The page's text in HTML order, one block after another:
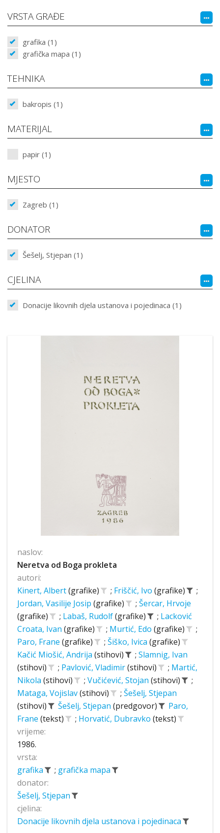
VRSTA GRAĐE
grafika (1)
grafička mapa (1)
TEHNIKA
bakropis (1)
MATERIJAL
papir (1)
MJESTO
Zagreb (1)
DONATOR
Šešelj, Stjepan (1)
CJELINA
Donacije likovnih djela ustanova i pojedinaca (1)
naslov:
Neretva od Boga prokleta
autori:
Kinert, Albert(grafike) ; Friščić, Ivo (grafike)
;
Jordan, Vasilije Josip (grafike) ; Šercar, Hrvoje
(grafike)
; Labaš, Rudolf(grafike) ; Lacković
Croata, Ivan (grafike) ; Murtić, Edo (grafike)
;
Paro, Frane (grafike) ; Šiško, Ivica (grafike)
Kačić Miošić, Andrija (stihovi) ; Slamnig, Ivan
(stihovi)
; Pavlović, Vladimir(stihovi) ; Martić,
Nikola (stihovi) ; Vučićević, Stojan (stihovi)
;
Mataga, Vojislav(stihovi) ; Šešelj, Stjepan
(stihovi)
Šešelj, Stjepan (predgovor)
Paro,
Frane (tekst) ; Horvatić, Dubravko (tekst)
vrijeme:
1986.
vrsta:
grafika
; grafička mapa
donator:
Šešelj, Stjepan
cjelina:
Donacije likovnih djela ustanova i pojedinaca